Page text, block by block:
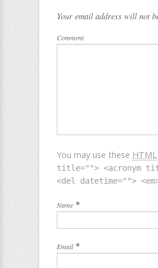
Your email address will not
Comment
You may use these HTML
title=""> <acronym
<del datetime="">
Name *
Email *